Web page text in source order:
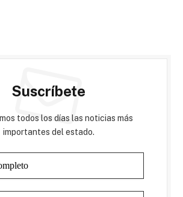
Suscríbete
todos los días las noticias más
importantes del estado.